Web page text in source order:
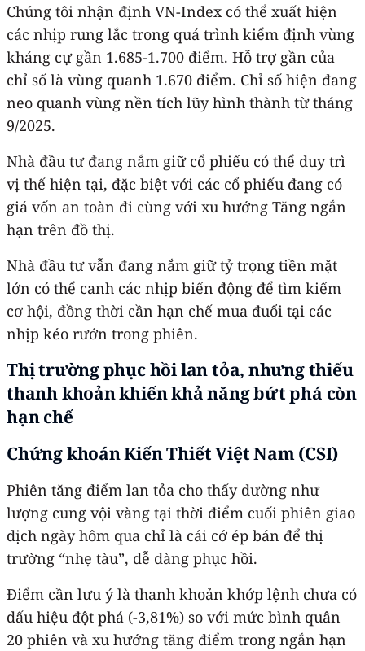
Chúng tôi nhận định VN-Index có thể xuất hiện
các nhịp rung lắc trong quá trình kiểm định vùng
kháng cự gần 1.685-1.700 điểm. Hỗ trợ gần của
chỉ số là vùng quanh 1.670 điểm. Chỉ số hiện đang
neo quanh vùng nền tích lũy hình thành từ tháng
9/2025.
Nhà đầu tư đang nắm giữ cổ phiếu có thể duy trì
vị thế hiện tại, đặc biệt với các cổ phiếu đang có
giá vốn an toàn đi cùng với xu hướng Tăng ngắn
hạn trên đồ thị.
Nhà đầu tư vẫn đang nắm giữ tỷ trọng tiền mặt
lớn có thể canh các nhịp biến động để tìm kiếm
cơ hội, đồng thời cần hạn chế mua đuổi tại các
nhịp kéo rướn trong phiên.
Thị trường phục hồi lan tỏa, nhưng thiếu
thanh khoản khiến khả năng bứt phá còn
hạn chế
Chứng khoán Kiến Thiết Việt Nam (CSI)
Phiên tăng điểm lan tỏa cho thấy dường như
lượng cung vội vàng tại thời điểm cuối phiên giao
dịch ngày hôm qua chỉ là cái cớ ép bán để thị
trường “nhẹ tàu”, dễ dàng phục hồi.
Điểm cần lưu ý là thanh khoản khớp lệnh chưa có
dấu hiệu đột phá (-3,81%) so với mức bình quân
20 phiên và xu hướng tăng điểm trong ngắn hạn